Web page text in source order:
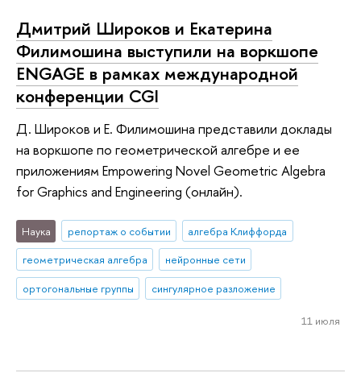
Дмитрий Широков и Екатерина
Филимошина выступили на воркшопе
ENGAGE в рамках международной
конференции CGI
Д. Широков и Е. Филимошина представили доклады
на воркшопе по геометрической алгебре и ее
приложениям Empowering Novel Geometric Algebra
for Graphics and Engineering (онлайн).
Наука репортаж о событии
алгебра Клиффорда
геометрическая алгебра
нейронные сети
ортогональные группы
сингулярное разложение
11 июля